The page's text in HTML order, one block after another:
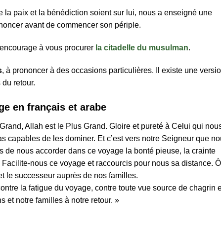
la paix et la bénédiction soient sur lui, nous a enseigné une
avant de commencer son périple.
à vous procurer la citadelle du musulman.
, à prononcer à des occasions particulières. Il existe une
retour.
en français et arabe
Allah est le Plus Grand. Gloire et pureté à Celui qui
capables de les dominer. Et c’est vers notre Seigneur que
de nous accorder dans ce voyage la bonté pieuse, la crainte
nous ce voyage et raccourcis pour nous sa distance. Ô
le successeur auprès de nos familles.
la fatigue du voyage, contre toute vue source de chagrin
et notre familles à notre retour. »